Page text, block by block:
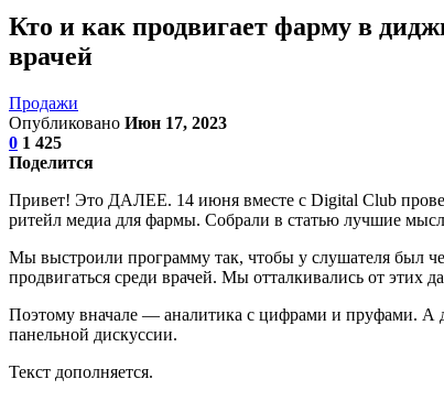
Кто и как продвигает фарму в
врачей
Продажи
Опубликовано Июн 17, 2023
0 1 425
Поделится
Привет! Это ДАЛЕЕ. 14 июня вместе с Digital Club
ритейл медиа для фармы. Собрали в статью лучшие
Мы выстроили программу так, чтобы у слушателя был
продвигаться среди врачей. Мы отталкивались от
Поэтому вначале — аналитика с цифрами и пруфами. А
панельной дискуссии.
Текст дополняется.